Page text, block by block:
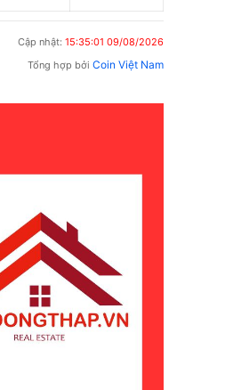
Cập nhật: 15:35:01 09/08/2026
Tổng hợp bởi Coin Việt Nam